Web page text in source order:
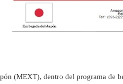
(MEXT), dentro del programa de